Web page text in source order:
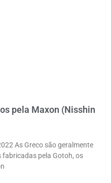
pela Maxon (Nisshin
As Greco são geralmente
pela Gotoh, os